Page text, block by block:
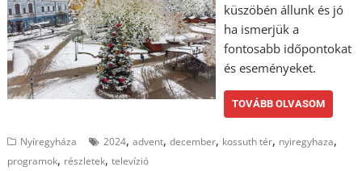
küszöbén állunk és jó
ha ismerjük a
fontosabb időpontokat
és eseményeket.
TOVÁBB OLVASOM
Nyíregyháza 2024,advent,december, kossuth tér, nyiregyhaza,
programok, részletek,televízió